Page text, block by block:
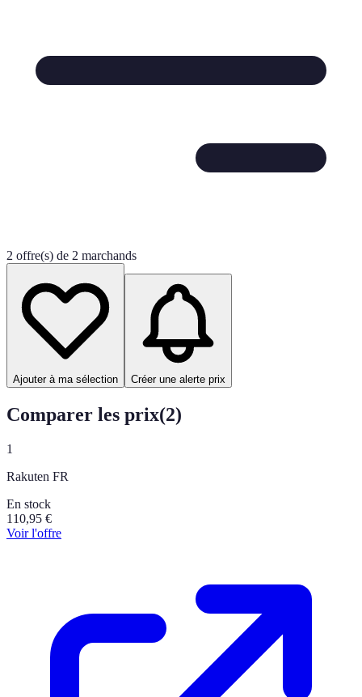
2 offre(s) de 2 marchands
Ajouter à ma sélection Créer une alerte prix
Comparer les prix(2)
1
Rakuten FR
En stock
110,95 €
Voir l'offre